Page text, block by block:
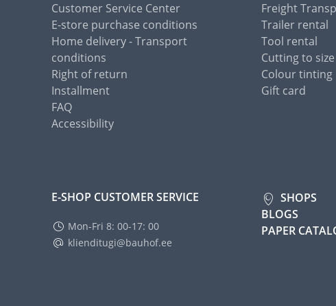
Customer Service Center
E-store purchase conditions
Home delivery - Transport
conditions
Right of return
Installment
FAQ
Accessibility
Freight
Trailer rental
Tool rental
Cutting to size
Colour tinting
Gift card
E-SHOP CUSTOMER SERVICE
Mon-Fri 8: 00-17: 00
klienditugi@bauhof.ee
SHOPS
BLOGS
PAPER